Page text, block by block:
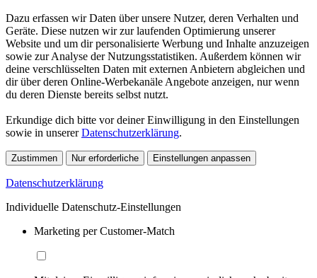
Dazu erfassen wir Daten über unsere Nutzer, deren Verhalten und
Geräte. Diese nutzen wir zur laufenden Optimierung unserer
Website und um dir personalisierte Werbung und Inhalte anzuzeigen
sowie zur Analyse der Nutzungsstatistiken. Außerdem können wir
deine verschlüsselten Daten mit externen Anbietern abgleichen und
dir über deren Online-Werbekanäle Angebote anzeigen, nur wenn
du deren Dienste bereits selbst nutzt.
Erkundige dich bitte vor deiner Einwilligung in den Einstellungen
sowie in unsererDatenschutzerklärung.
Zustimmen Nur erforderliche Einstellungen anpassen
Datenschutzerklärung
Individuelle Datenschutz-Einstellungen
Marketing per Customer-Match